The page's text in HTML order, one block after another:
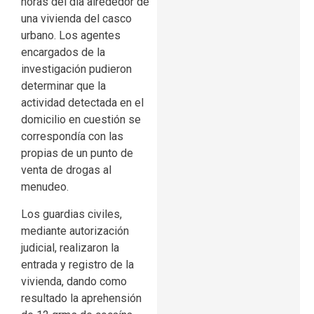
una vivienda del casco
urbano. Los agentes
encargados de la
investigación pudieron
determinar que la
actividad detectada en el
domicilio en cuestión se
correspondía con las
propias de un punto de
venta de drogas al
menudeo.
Los guardias civiles,
mediante autorización
judicial, realizaron la
entrada y registro de la
vivienda, dando como
resultado la aprehensión